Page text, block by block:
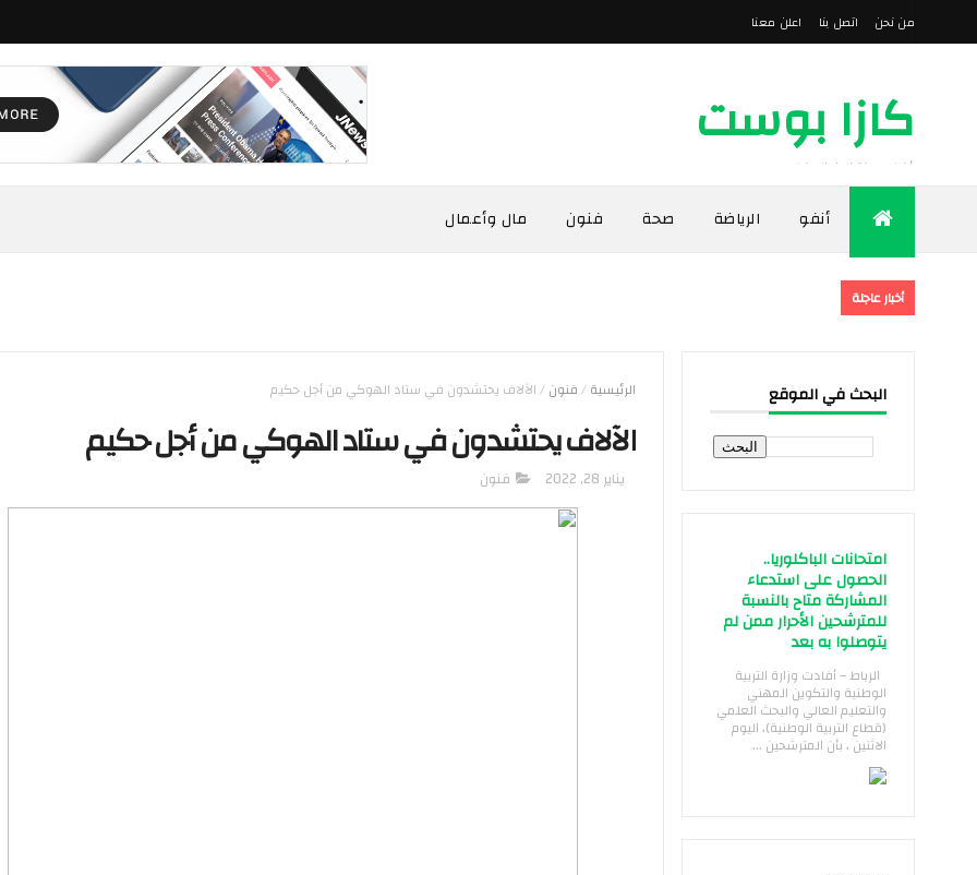
من نحن اتصل بنا اعلن معنا
كازا بوست
أخبار مدينة الدار البيضاء
أنفو الرياضة صحة فنون مال وأعمال
أخبار عاجلة
البحث في الموقع
امتحانات الباكلوريا..
الحصول على استدعاء
المشاركة متاح بالنسبة
للمترشحين الأحرار ممن لم
يتوصلوا به بعد
الرباط – أفادت وزارة التربية
الوطنية والتكوين المهني
والتعليم العالي والبحث العلمي
(قطاع التربية الوطنية)، اليوم
الاثنين ، بأن المترشحين ...
الرئيسية/فنون/الآلاف يحتشدون في ستاد الهوكي من أجل حكيم
الآلاف يحتشدون في ستاد الهوكي من أجل حكيم
يناير 28, 2022 فنون